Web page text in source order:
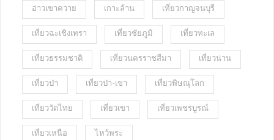
อ่าวเขาควาย เกาะล้าน เที่ยวกาญจนบุรี
เที่ยวฉะเชิงเทรา เที่ยวชัยภูมิ เที่ยวทะเล
เที่ยวธรรมชาติ เที่ยวนครราชสีมา เที่ยวน่าน
เที่ยวป่า เที่ยวป่า-เขา เที่ยวพิษณุโลก
เที่ยววัดไทย เที่ยวเขา เที่ยวเพชรบูรณ์
เที่ยวเหนือ ไหว้พระ